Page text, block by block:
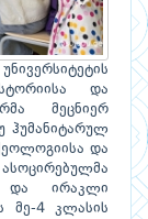
და
მეცნიერ
ჰუმანიტარულ
და
და ირაკლი
მე-4 კლასის